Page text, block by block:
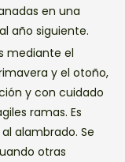
en una
año siguiente.
mediante el
y el otoño,
y con cuidado
ramas. Es
alambrado. Se
otras